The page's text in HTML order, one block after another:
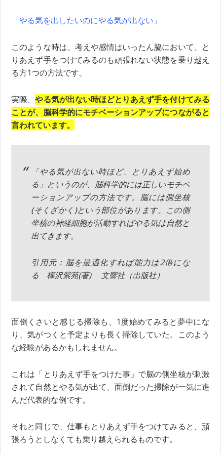
「やる気を出したいのにやる気が出ない」
このような時は、考えや感情はいったん脇において、と
りあえず手をつけてみるのも頑張れない状態を乗り越え
る方1つの方法です。
実際、やる気が出ない時ほどとりあえず手を付けてみる
ことが、脳科学的にモチベーションアップにつながると
言われています。
「やる気が出ない時ほど、とりあえず始め
る」というのが、脳科学的には正しいモチベ
ーションアップの方法です。脳には側坐核
(そくざかく)という部位があります。この側
坐核の神経細胞が活動すればやる気は自然と
出てきます。
引用元：脳を最適化すれば能力は2倍にな
る 樺沢紫苑(著) 文響社（出版社）
面倒くさいと感じる掃除も、1度始めてみると夢中にな
り、気がつくと予定よりも長く掃除していた。このよう
な経験があるかもしれません。
これは「とりあえず手をつけた事」で脳の側坐核が刺激
されて自然とやる気が出て、面倒だった掃除が一気に進
んだ代表的な例です。
それと同じで、仕事もとりあえず手をつけてみると、頑
張ろうとしなくても乗り越えられるものです。